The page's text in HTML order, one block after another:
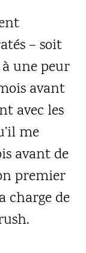
– soit
une peur
avant
avec les
me
avant de
premier
charge de